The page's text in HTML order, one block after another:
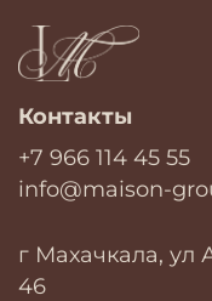
Контакты
+7 966 114 45 55
info@maison-
г Махачкала, ул
46